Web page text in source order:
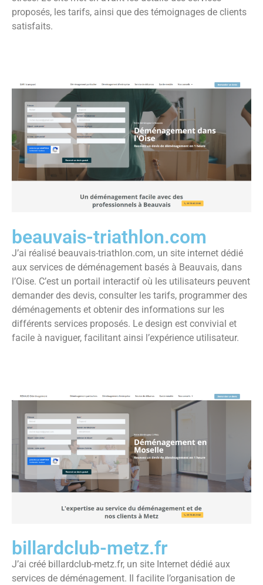
proposés, les tarifs, ainsi que des témoignages de clients
satisfaits.
beauvais-triathlon.com
J’ai réalisé beauvais-triathlon.com, un site internet dédié
aux services de déménagement basés à Beauvais, dans
l’Oise. C’est un portail interactif où les utilisateurs peuvent
demander des devis, consulter les tarifs, programmer des
déménagements et obtenir des informations sur les
différents services proposés. Le design est convivial et
facile à naviguer, facilitant ainsi l’expérience utilisateur.
billardclub-metz.fr
J’ai créé billardclub-metz.fr, un site Internet dédié aux
services de déménagement. Il facilite l’organisation de